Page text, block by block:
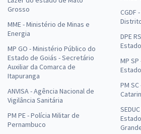
Grosso
MME - Ministério de Minas e
Energia
MP GO - Ministério Público do
Estado de Goiás - Secretário
Auxiliar da Comarca de
Itapuranga
ANVISA - Agência Nacional de
Vigilância Sanitária
PM PE - Polícia Militar de
Pernambuco
CGDF
DPE
MP
PM